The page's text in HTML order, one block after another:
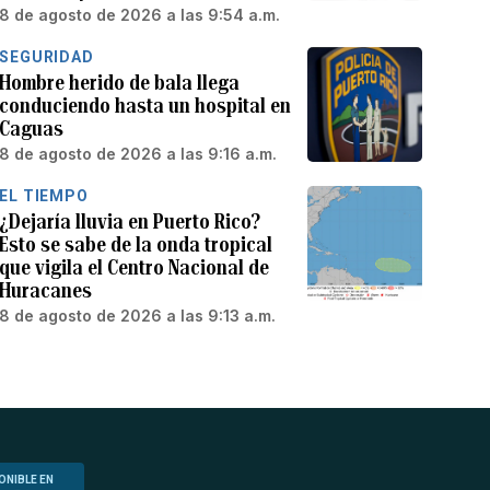
8 de agosto de 2026 a las 9:54 a.m.
SEGURIDAD
Hombre herido de bala llega
conduciendo hasta un hospital en
Caguas
8 de agosto de 2026 a las 9:16 a.m.
EL TIEMPO
¿Dejaría lluvia en Puerto Rico?
Esto se sabe de la onda tropical
que vigila el Centro Nacional de
Huracanes
8 de agosto de 2026 a las 9:13 a.m.
EN